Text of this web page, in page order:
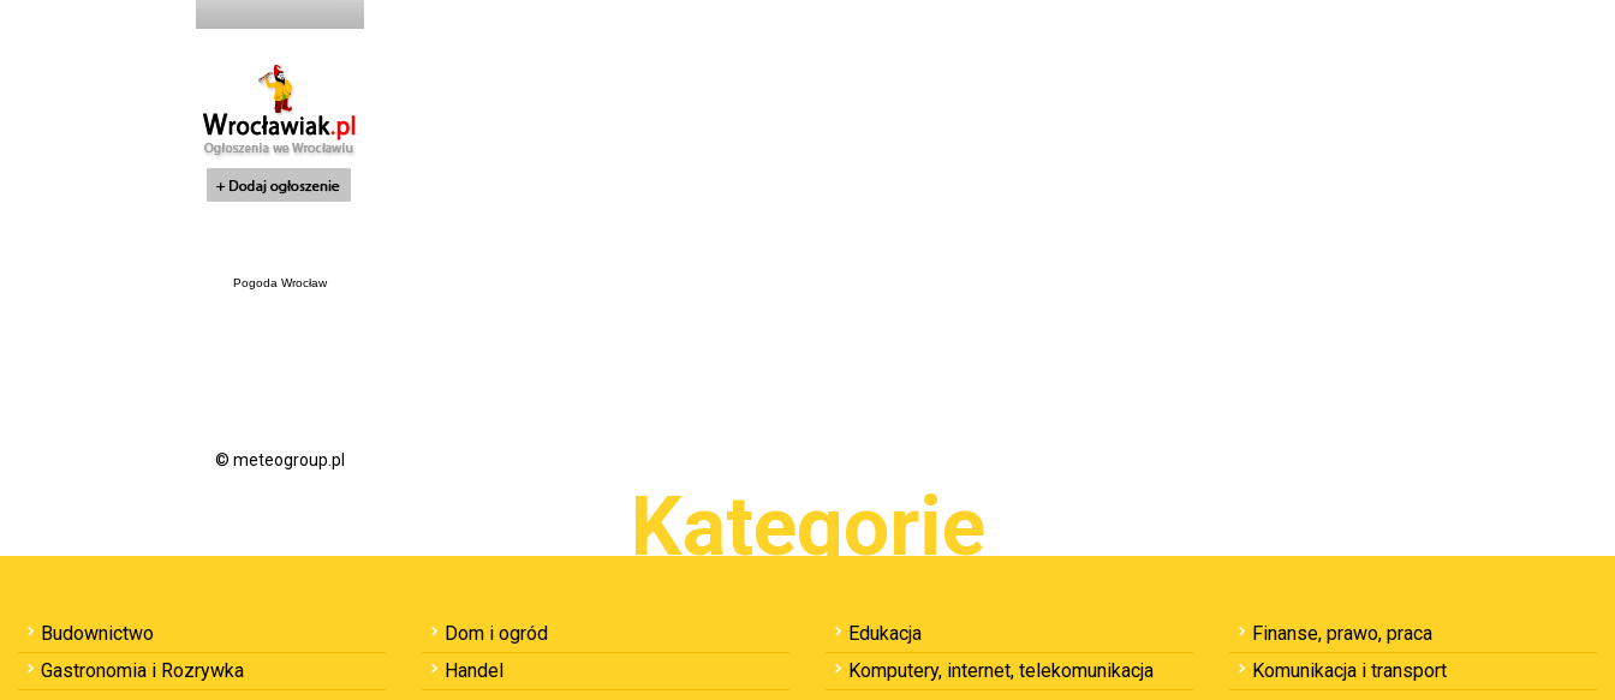
Pogoda Wrocław
© meteogroup.pl
Kategorie
Budownictwo Dom i ogród Edukacja
Finanse, prawo, praca
Gastronomia i Rozrywka
Handel Komputery, internet, telekomunikacja
Komunikacja i transport